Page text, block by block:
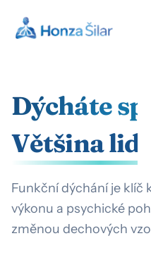
Dýcháte
Většina lidí
Funkční dýchání je klíč
výkonu a psychické
změnou dechových